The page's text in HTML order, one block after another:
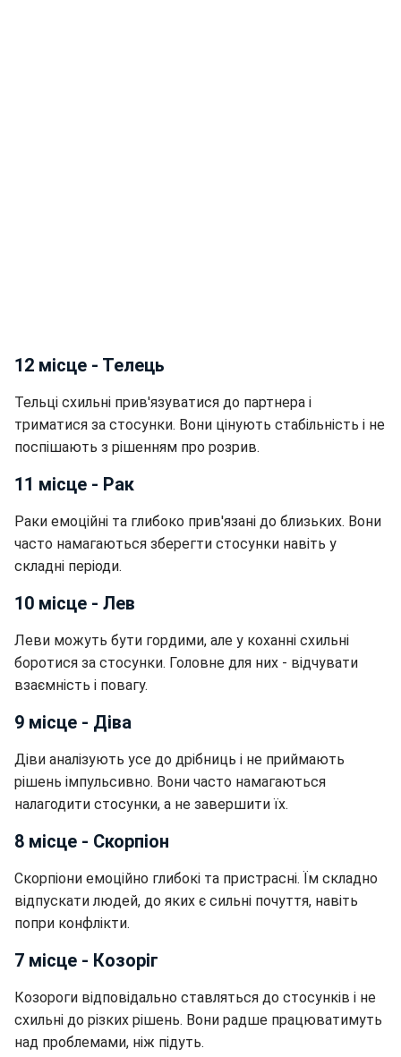
12 місце - Телець
Тельці схильні прив'язуватися до партнера і
триматися за стосунки. Вони цінують стабільність і не
поспішають з рішенням про розрив.
11 місце - Рак
Раки емоційні та глибоко прив'язані до близьких. Вони
часто намагаються зберегти стосунки навіть у
складні періоди.
10 місце - Лев
Леви можуть бути гордими, але у коханні схильні
боротися за стосунки. Головне для них - відчувати
взаємність і повагу.
9 місце - Діва
Діви аналізують усе до дрібниць і не приймають
рішень імпульсивно. Вони часто намагаються
налагодити стосунки, а не завершити їх.
8 місце - Скорпіон
Скорпіони емоційно глибокі та пристрасні. Їм складно
відпускати людей, до яких є сильні почуття, навіть
попри конфлікти.
7 місце - Козоріг
Козороги відповідально ставляться до стосунків і не
схильні до різких рішень. Вони радше працюватимуть
над проблемами, ніж підуть.